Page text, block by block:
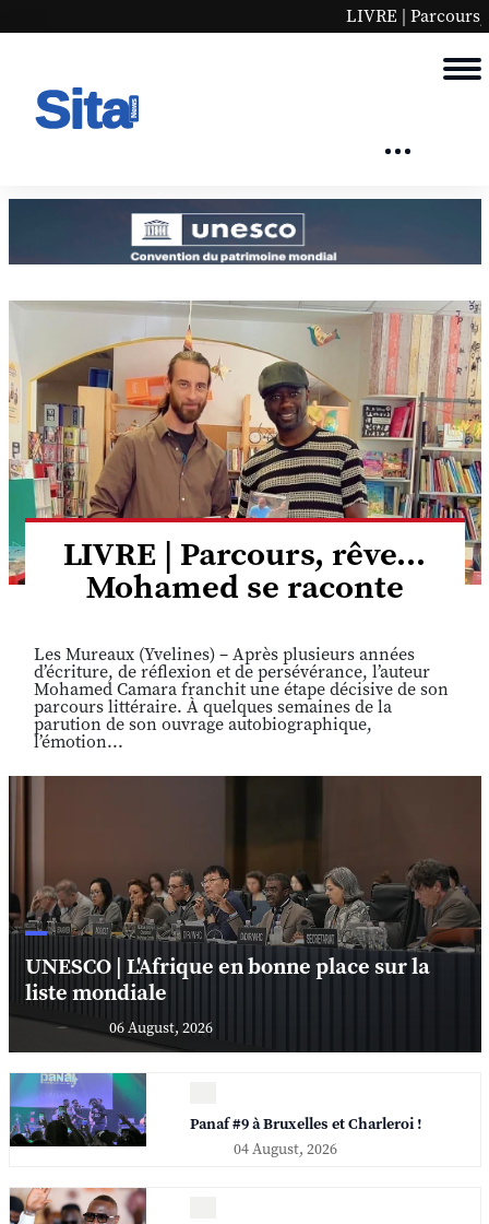
LIVRE | Parcours, rêve... Mohamed se
LIVRE | Parcours, rêve...
Mohamed se raconte
Les Mureaux (Yvelines) – Après plusieurs années
d’écriture, de réflexion et de persévérance, l’auteur
Mohamed Camara franchit une étape décisive de son
parcours littéraire. À quelques semaines de la
parution de son ouvrage autobiographique,
l’émotion...
UNESCO | L'Afrique en bonne place sur la
liste mondiale
06 August, 2026
Panaf #9 à Bruxelles et Charleroi !
04 August, 2026